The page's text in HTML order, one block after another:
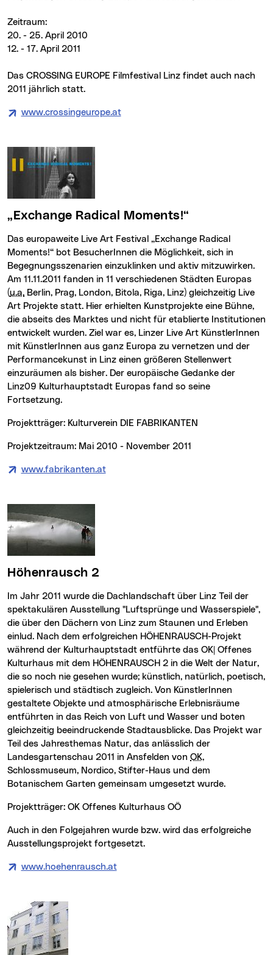
Zeitraum:
20. - 25. April 2010
12. - 17. April 2011
Das CROSSING EUROPE Filmfestival Linz findet auch nach
2011 jährlich statt.
www.crossingeurope.at(neues Fenster)
„ Exchange Radical Moments!“
Das europaweite Live Art Festival „Exchange Radical
Moments!“ bot BesucherInnen die Möglichkeit, sich in
Begegnungsszenarien einzuklinken und aktiv mitzuwirken.
Am 11.11.2011 fanden in 11 verschiedenen Städten Europas
(u.a. Berlin, Prag, London, Bitola, Riga, Linz) gleichzeitig Live
Art Projekte statt. Hier erhielten Kunstprojekte eine Bühne,
die abseits des Marktes und nicht für etablierte Institutionen
entwickelt wurden. Ziel war es, Linzer Live Art KünstlerInnen
mit KünstlerInnen aus ganz Europa zu vernetzen und der
Performancekunst in Linz einen größeren Stellenwert
einzuräumen als bisher. Der europäische Gedanke der
Linz09 Kulturhauptstadt Europas fand so seine
Fortsetzung.
Projektträger: Kulturverein DIE FABRIKANTEN
Projektzeitraum: Mai 2010 - November 2011
www.fabrikanten.at(neues Fenster)
Höhenrausch 2
spektakulären Ausstellung "Luftsprünge und Wasserspiele",
die über den Dächern von Linz zum Staunen und Erleben
einlud. Nach dem erfolgreichen HÖHENRAUSCH-Projekt
während der Kulturhauptstadt entführte das OK| Offenes
Kulturhaus mit dem HÖHENRAUSCH 2 in die Welt der Natur,
die so noch nie gesehen wurde; künstlich, natürlich, poetisch,
spielerisch und städtisch zugleich. Von KünstlerInnen
gestaltete Objekte und atmosphärische Erlebnisräume
entführten in das Reich von Luft und Wasser und boten
gleichzeitig beeindruckende Stadtausblicke. Das Projekt war
Teil des Jahresthemas Natur, das anlässlich der
Landesgartenschau 2011 in Ansfelden von OK,
Schlossmuseum, Nordico, Stifter-Haus und dem
Botanischem Garten gemeinsam umgesetzt wurde.
Projektträger: OK Offenes Kulturhaus OÖ
Auch in den Folgejahren wurde bzw. wird das erfolgreiche
Ausstellungsprojekt fortgesetzt.
www.hoehenrausch.at(neues Fenster)